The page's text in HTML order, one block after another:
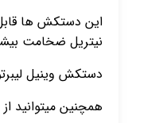
نیتریل ضخامت
دستکش وینیل لیبرتون در بسته های
همچنین میتوانید از